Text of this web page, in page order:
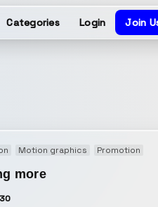
Categories Login Join
Motion graphics Promotion
more